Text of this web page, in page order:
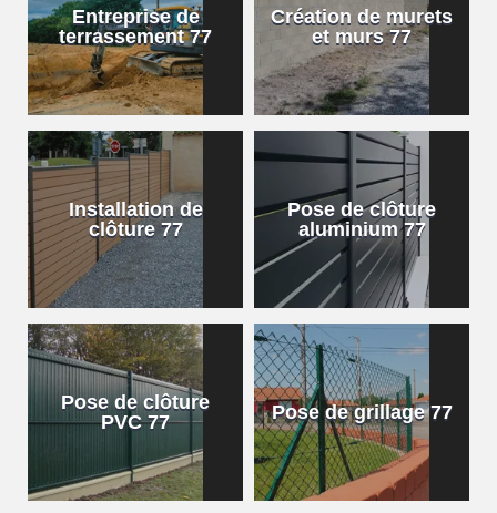
Entreprise de
terrassement 77
Création de murets
et murs 77
Installation de
clôture 77
Pose de clôture
aluminium 77
Pose de clôture
PVC 77
Pose de grillage 77